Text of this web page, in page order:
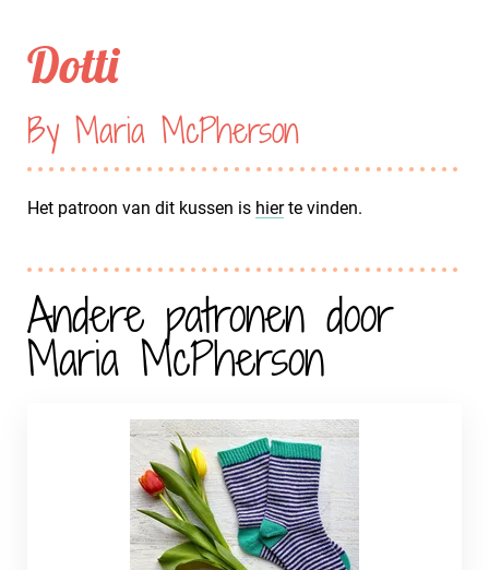
Dotti
By Maria McPherson
Het patroon van dit kussen is hierte vinden.
Andere patronen door
Maria McPherson